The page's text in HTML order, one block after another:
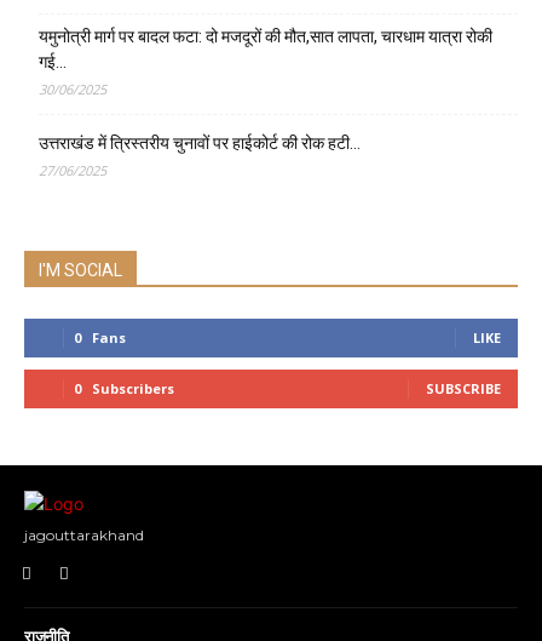
यमुनोत्री मार्ग पर बादल फटा: दो मजदूरों की मौत,सात लापता, चारधाम यात्रा रोकी
गई…
30/06/2025
उत्तराखंड में त्रिस्तरीय चुनावों पर हाईकोर्ट की रोक हटी…
27/06/2025
I'M SOCIAL
0 Fans LIKE
0 Subscribers SUBSCRIBE
jagouttarakhand
राजनीति